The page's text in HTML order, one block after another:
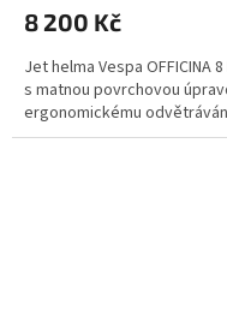
8 200 Kč
Jet helma Vespa OFFICINA
s matnou povrchovou
ergonomickému